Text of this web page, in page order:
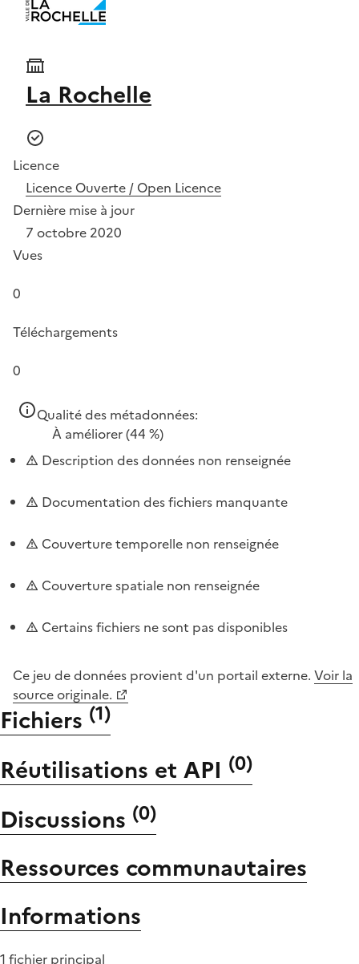
La Rochelle
Licence
Licence Ouverte / Open Licence
Dernière mise à jour
7 octobre 2020
Vues
0
Téléchargements
0
Qualité des métadonnées:
À améliorer(44 %)
Description des données non renseignée
Documentation des fichiers manquante
Couverture temporelle non renseignée
Couverture spatiale non renseignée
Certains fichiers ne sont pas disponibles
Ce jeu de données provient d'un portail externe. Voir la
source originale.
Fichiers (1)
Réutilisations et API (0)
Discussions (0)
Ressources communautaires
Informations
1 fichier principal